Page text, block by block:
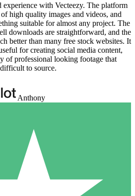
experience with Vecteezy. The platform
high quality images and videos, and
suitable for almost any project. The
downloads are straightforward, and the
better than many free stock websites. It
for creating social media content,
of professional looking footage that
to source.
Anthony